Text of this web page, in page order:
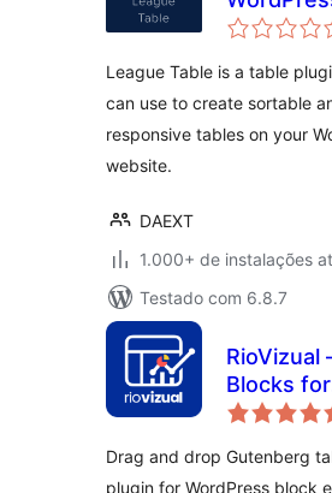
Plugin
League Table is a table
can use to create sortable
responsive tables on your
website.
DAEXT
1.000+ de instalações
Testado com 6.8.7
RioVizual
Blocks for
Cons
Drag and drop Gutenberg
plugin for WordPress block